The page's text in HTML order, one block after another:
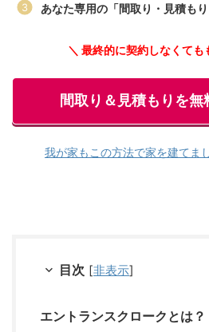
あなた専用の「間取り・見積も
＼ 最終的に契約しなくても
間取り＆見積もりを無
我が家もこの方法で家を建てま
目次 [非表示]
エントランスクロークとは？